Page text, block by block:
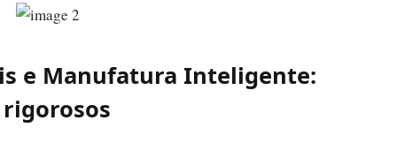
e Manufatura Inteligente: